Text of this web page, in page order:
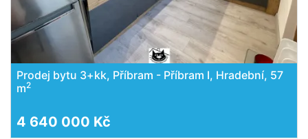
Prodej bytu 3+kk, Příbram - Příbram I, Hradební, 57
m2
4 640 000 Kč